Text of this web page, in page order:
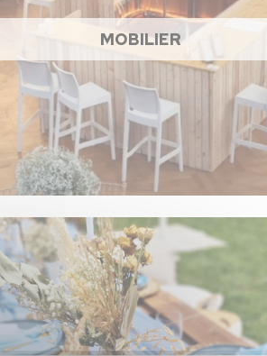
MOBILIER